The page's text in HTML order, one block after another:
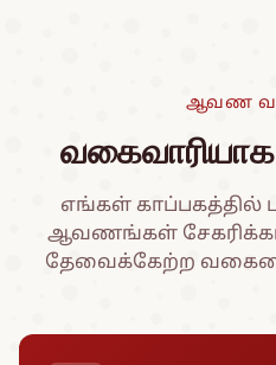
ஆவண
எங்கள்
ஆவணங்கள்
தேவைக்கேற்ற